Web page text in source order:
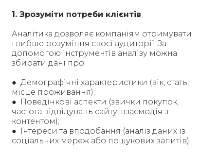
1. Зрозуміти потреби клієнтів
Аналітика дозволяє компаніям отримувати
глибше розуміння своєї аудиторії. За
допомогою інструментів аналізу можна
збирати дані про:
● Демографічні характеристики (вік, стать,
місце проживання);
● Поведінкові аспекти (звички покупок,
частота відвідувань сайту, взаємодія з
контентом);
● Інтереси та вподобання (аналіз даних із
соціальних мереж або пошукових запитів).